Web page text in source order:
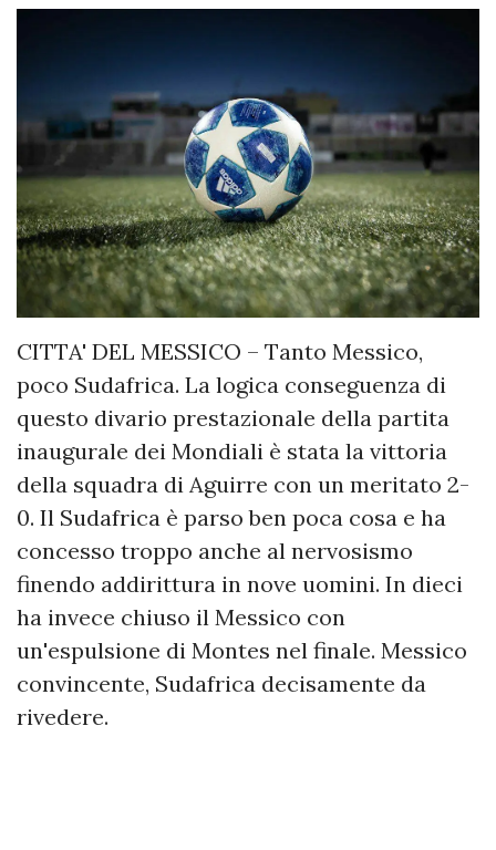
CITTA' DEL MESSICO – Tanto Messico,
poco Sudafrica. La logica conseguenza di
questo divario prestazionale della partita
inaugurale dei Mondiali è stata la vittoria
della squadra di Aguirre con un meritato 2-
0. Il Sudafrica è parso ben poca cosa e ha
concesso troppo anche al nervosismo
finendo addirittura in nove uomini. In dieci
ha invece chiuso il Messico con
un'espulsione di Montes nel finale. Messico
convincente, Sudafrica decisamente da
rivedere.